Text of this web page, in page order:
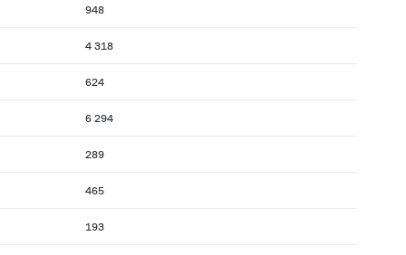
948
4 318
624
6 294
289
465
193